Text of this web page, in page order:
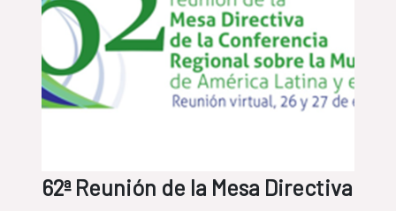
62ª Reunión de la Mesa Directiva